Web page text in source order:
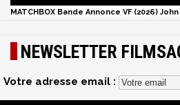
MATCHBOX Bande Annonce VF (2026)
NEWSLETTER
Votre adresse email :